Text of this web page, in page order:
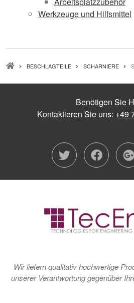
Werkzeuge und Hilfsmittel
BESCHLAGTEILE SCHARNIERE
Benötigen Sie
Kontaktieren Sie uns: +49
twitter
Wir liefern qualitativ hochwertige
unserer Verantwortung gegenüber